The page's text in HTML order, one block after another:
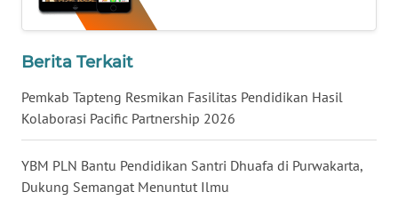
Berita Terkait
Pemkab Tapteng Resmikan Fasilitas Pendidikan Hasil
Kolaborasi Pacific Partnership 2026
YBM PLN Bantu Pendidikan Santri Dhuafa di Purwakarta,
Dukung Semangat Menuntut Ilmu
WN
KALTIM
SULSEL